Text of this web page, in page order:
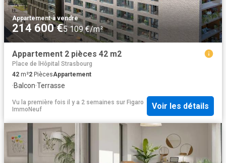
Appartement·à vendre
214 600 €5 109 €/m²
Appartement 2 pièces 42 m2
Place de lHôpital Strasbourg
42 m²2 PiècesAppartement
·Balcon·Terrasse
Vu la première fois il y a 2 semaines sur Figaro
ImmoNeuf
Voir les détails